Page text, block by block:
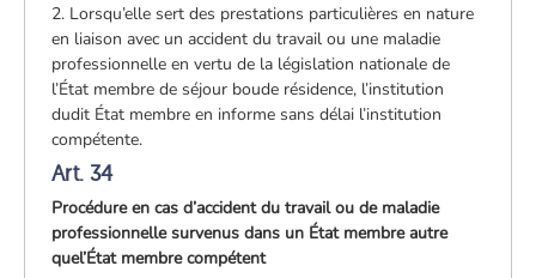
2. Lorsqu’elle sert des prestations particulières en nature
en liaison avec un accident du travail ou une maladie
professionnelle en vertu de la législation nationale de
l’État membre de séjour boude résidence, l’institution
dudit État membre en informe sans délai l’institution
compétente.
Art. 34
Procédure en cas d’accident du travail ou de maladie
professionnelle survenus dans un État membre autre
quel’État membre compétent